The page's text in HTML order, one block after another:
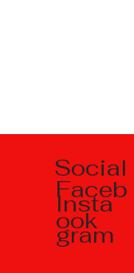
Social
Faceb
ook
Insta
gram